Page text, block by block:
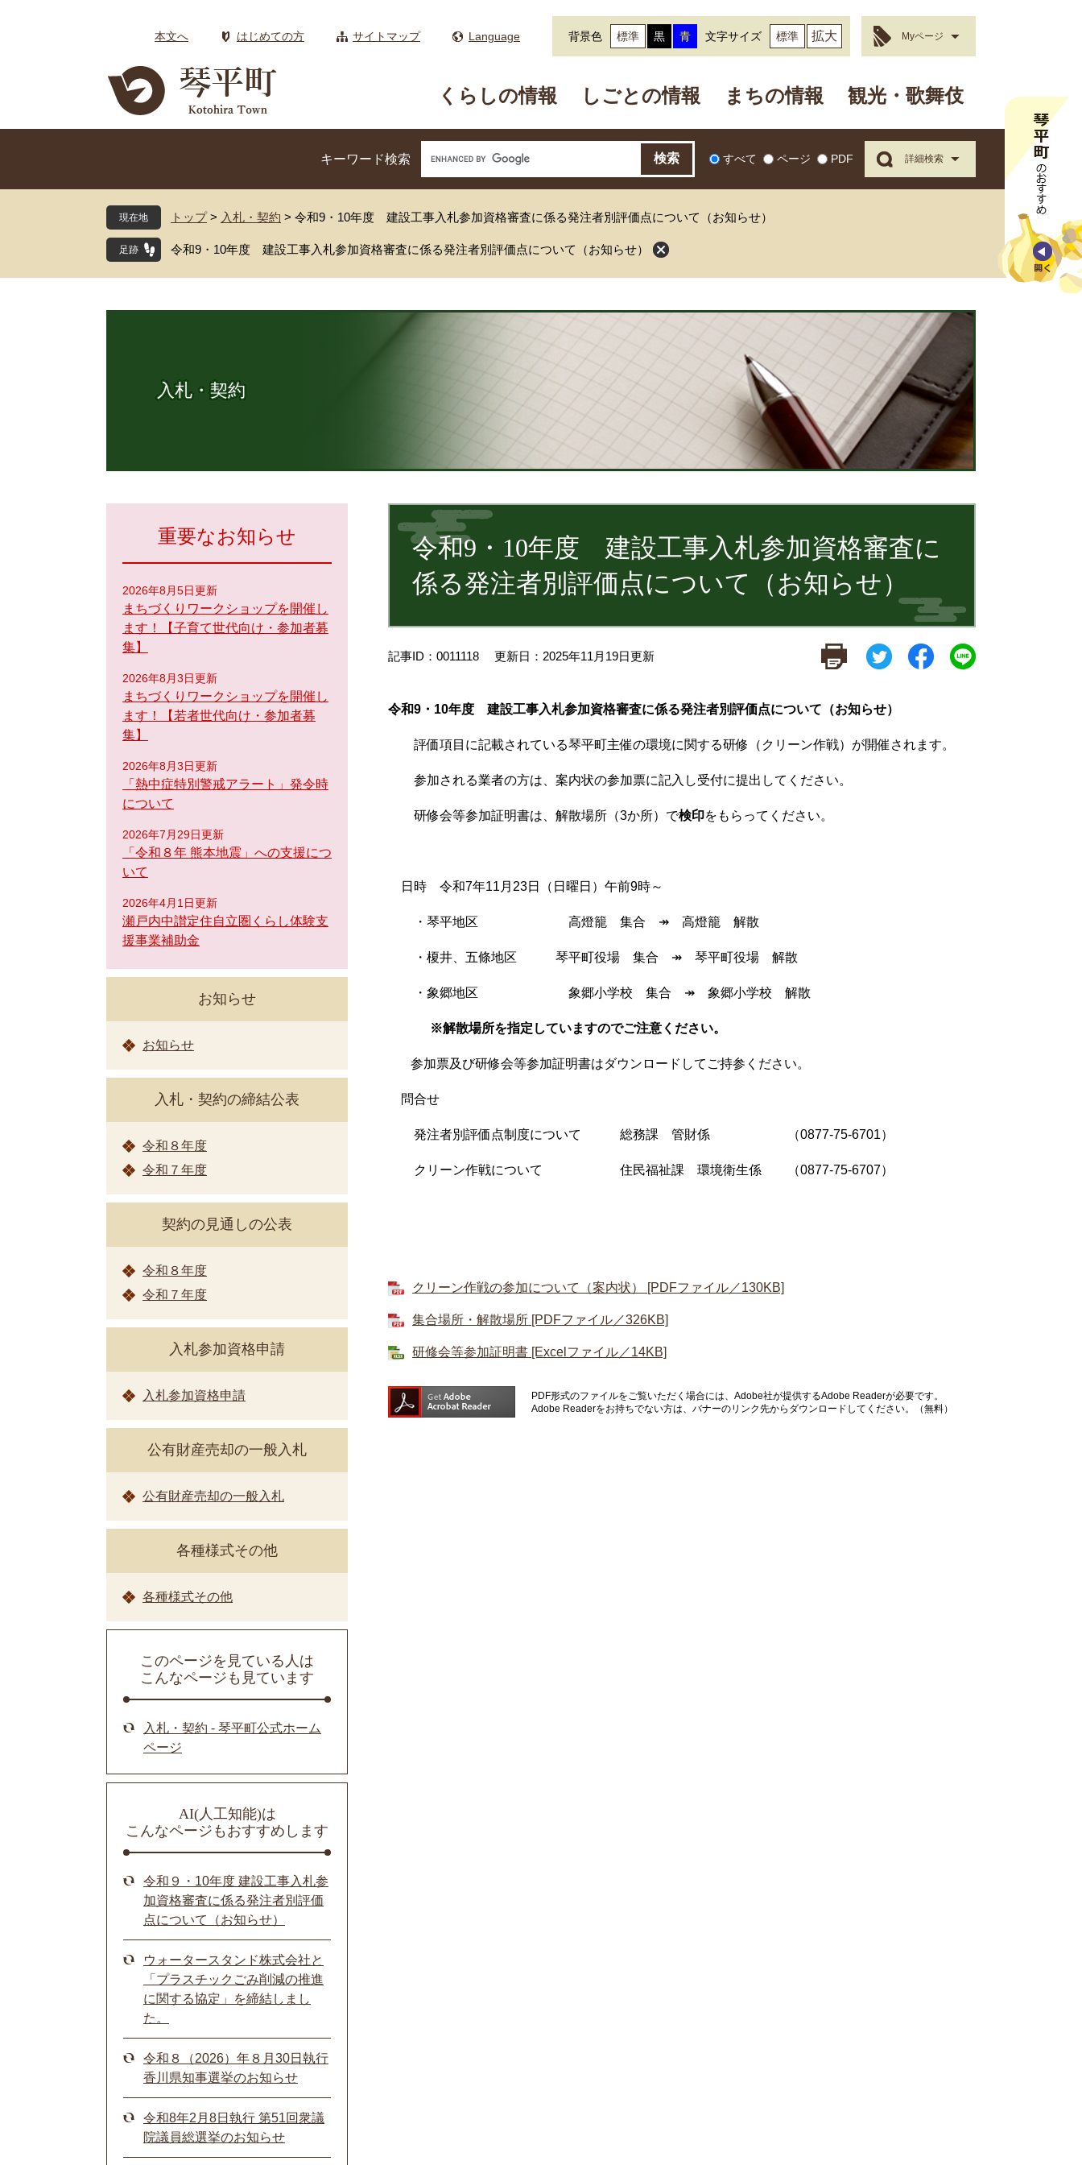
本文へ はじめての方 サイトマップ Language 背景色 標準 黒 青 文字サイズ 標準 拡大 Myページ
くらしの情報 しごとの情報 まちの情報 観光・歌舞伎
キーワード検索 すべて ページ PDF 詳細検索
現在地 トップ > 入札・契約 > 令和9・10年度 建設工事入札参加資格審査に係る発注者別評価点について（お知らせ）
令和9・10年度 建設工事入札参加資格審査に係る発注者別評価点について（お知らせ）
入札・契約
文
令和9・10年度 建設工事入札参加資格審査に
係る発注者別評価点について（お知らせ）
記事ID：0011118 更新日：2025年11月19日更新
令和9・10年度 建設工事入札参加資格審査に係る発注者別評価点について（お知らせ）
評価項目に記載されている琴平町主催の環境に関する研修（クリーン作戦）が開催されます。
参加される業者の方は、案内状の参加票に記入し受付に提出してください。
研修会等参加証明書は、解散場所（3か所）で検印をもらってください。
日時 令和7年11月23日（日曜日）午前9時～
・琴平地区 高燈籠 集合 ↠ 高燈籠 解散
・榎井、五條地区 琴平町役場 集合 ↠ 琴平町役場 解散
・象郷地区 象郷小学校 集合 ↠ 象郷小学校 解散
※解散場所を指定していますのでご注意ください。
参加票及び研修会等参加証明書はダウンロードしてご持参ください。
問合せ
発注者別評価点制度について 総務課 管財係 （0877-75-6701）
クリーン作戦について 住民福祉課 環境衛生係 （0877-75-6707）
クリーン作戦の参加について（案内状） [PDFファイル／130KB]
集合場所・解散場所 [PDFファイル／326KB]
研修会等参加証明書 [Excelファイル／14KB]
PDF形式のファイルをご覧いただく場合には、Adobe社が提供するAdobe Readerが必要です。
Adobe Readerをお持ちでない方は、バナーのリンク先からダウンロードしてください。（無料）
重要なお知らせ
2026年8月5日更新
まちづくりワークショップを開催し
ます！【子育て世代向け・参加者募
集】
2026年8月3日更新
まちづくりワークショップを開催し
ます！【若者世代向け・参加者募
集】
2026年8月3日更新
「熱中症特別警戒アラート」発令時
について
2026年7月29日更新
「令和８年 熊本地震」への支援につ
いて
2026年4月1日更新
瀬戸内中讃定住自立圏くらし体験支
援事業補助金
お知らせ
お知らせ
入札・契約の締結公表
令和８年度
令和７年度
契約の見通しの公表
令和８年度
令和７年度
入札参加資格申請
入札参加資格申請
公有財産売却の一般入札
公有財産売却の一般入札
各種様式その他
各種様式その他
このページを見ている人は
こんなページも見ています
入札・契約 - 琴平町公式ホーム
ページ
AI(人工知能)は
こんなページもおすすめします
令和９・10年度 建設工事入札参
加資格審査に係る発注者別評価
点について（お知らせ）
ウォータースタンド株式会社と
「プラスチックごみ削減の推進
に関する協定」を締結しまし
た。
令和８（2026）年８月30日執行
香川県知事選挙のお知らせ
令和8年2月8日執行 第51回衆議
院議員総選挙のお知らせ